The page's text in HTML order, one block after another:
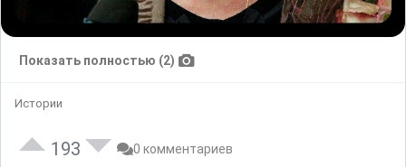
Показать полностью (2)
Истории
193 0 комментариев